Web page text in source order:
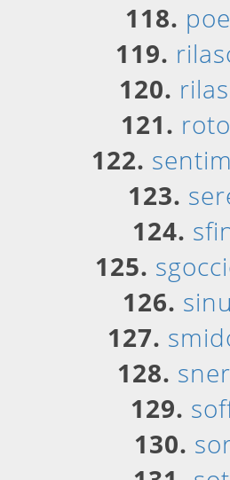
118.
119.
120.
121.
122.
123.
124.
125.
126.
127.
128.
129.
130.